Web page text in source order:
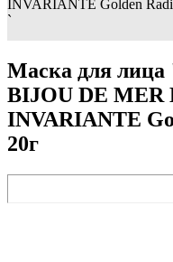
INVARIANTE Golden
`
Маска для лица
BIJOU DE MER
INVARIANTE
20г